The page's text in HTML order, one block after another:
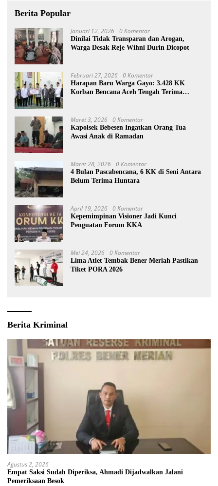
Berita Popular
Januari 12, 2026 0 Komentar
Dinilai Tidak Transparan dan Arogan,
Warga Desak Reje Wihni Durin Dicopot
Februari 27, 2026 0 Komentar
Harapan Baru Warga Gayo: 3.428 KK
Korban Bencana Aceh Tengah Terima
Maret 3, 2026 0 Komentar
Kapolsek Bebesen Ingatkan Orang Tua
Awasi Anak di Ramadan
Maret 28, 2026 0 Komentar
4 Bulan Pascabencana, 6 KK di Seni Antara
Belum Terima Huntara
April 19, 2026 0 Komentar
Kepemimpinan Visioner Jadi Kunci
Penguatan Forum KKA
Mei 24, 2026 0 Komentar
Lima Atlet Tembak Bener Meriah Pastikan
Tiket PORA 2026
Berita Kriminal
Agustus 2, 2026
Empat Saksi Sudah Diperiksa, Ahmadi Dijadwalkan Jalani
Pemeriksaan Besok